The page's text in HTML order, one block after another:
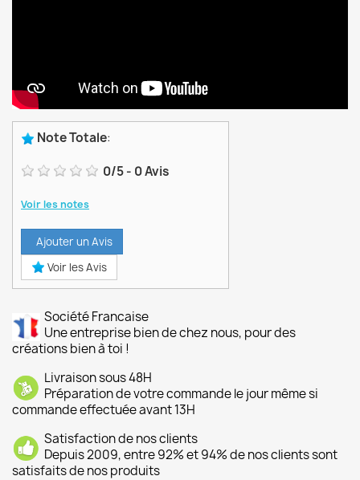
Note Totale:
0/5- 0Avis
Voir les notes
Ajouter un Avis
Voir les Avis
Société Francaise
Une entreprise bien de chez nous, pour des
créations bien à toi !
Livraison sous 48H
Préparation de votre commande le jour même si
commande effectuée avant 13H
Satisfaction de nos clients
Depuis 2009, entre 92% et 94% de nos clients sont
satisfaits de nos produits